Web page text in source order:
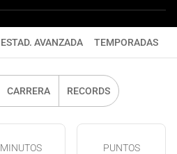
ESTAD. AVANZADA TEMPORADAS
CARRERA RECORDS
MINUTOS PUNTOS